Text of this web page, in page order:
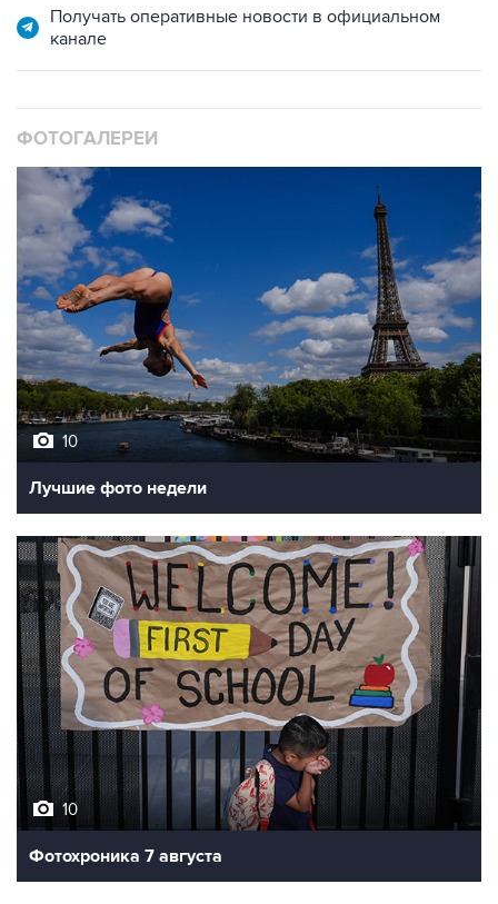
Получать оперативные новости в официальном
канале
ФОТОГАЛЕРЕИ
10
Лучшие фото недели
10
Фотохроника 7 августа